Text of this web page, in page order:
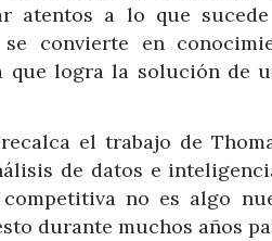
atentos a lo que
convierte en
que logra la solución de
el trabajo de
de datos e
no es algo
durante muchos años